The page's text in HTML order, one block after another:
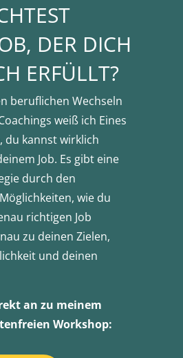
DER DICH
ERFÜLLT?
beruflichen Wechseln
weiß ich Eines
du kannst wirklich
Job. Es gibt eine
durch den
wie du
richtigen Job
zu deinen Zielen,
und deinen
an zu meinem
Workshop: